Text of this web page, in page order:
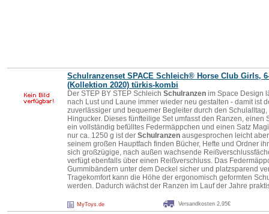
Schulranzenset SPACE Schleich® Horse Club Girls,
(Kollektion 2020) türkis-kombi
Der STEP BY STEP Schleich Schulranzen im Space Design
nach Lust und Laune immer wieder neu gestalten - damit ist
zuverlässiger und bequemer Begleiter durch den
Hingucker. Dieses fünfteilige Set umfasst den Ranzen, einen
ein vollständig befülltes Federmäppchen und einen Satz
nur ca. 1250 g ist der Schulranzen ausgesprochen leicht
seinem großen Hauptfach finden Bücher, Hefte und Ordner
sich großzügige, nach außen wachsende
verfügt ebenfalls über einen Reißverschluss. Das
Gummibändern unter dem Deckel sicher und platzsparend
Tragekomfort kann die Höhe der ergonomisch geformten
werden. Dadurch wächst der Ranzen im Lauf der Jahre
MyToys.de Versandkosten 2,95€